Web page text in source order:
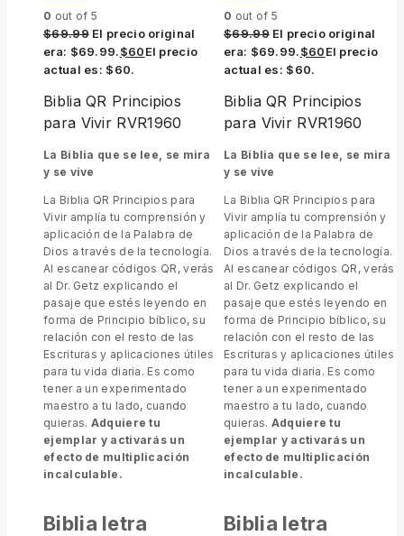
0 out of 5
$69.99 El precio original
era: $69.99.$60El precio
actual es: $60.
Biblia QR Principios
para Vivir RVR1960
La Biblia que se lee, se mira
y se vive
La Biblia QR Principios para
Vivir amplía tu comprensión y
aplicación de la Palabra de
Dios a través de la tecnología.
Al escanear códigos QR, verás
al Dr. Getz explicando el
pasaje que estés leyendo en
forma de Principio bíblico, su
relación con el resto de las
Escrituras y aplicaciones útiles
para tu vida diaria. Es como
tener a un experimentado
maestro a tu lado, cuando
quieras. Adquiere tu
ejemplar y activarás un
efecto de multiplicación
incalculable.
Biblia letra
0 out of 5
$69.99 El precio original
era: $69.99.$60El precio
actual es: $60.
Biblia QR Principios
para Vivir RVR1960
La Biblia que se lee, se mira
y se vive
La Biblia QR Principios para
Vivir amplía tu comprensión y
aplicación de la Palabra de
Dios a través de la tecnología.
Al escanear códigos QR, verás
al Dr. Getz explicando el
pasaje que estés leyendo en
forma de Principio bíblico, su
relación con el resto de las
Escrituras y aplicaciones útiles
para tu vida diaria. Es como
tener a un experimentado
maestro a tu lado, cuando
quieras. Adquiere tu
ejemplar y activarás un
efecto de multiplicación
incalculable.
Biblia letra